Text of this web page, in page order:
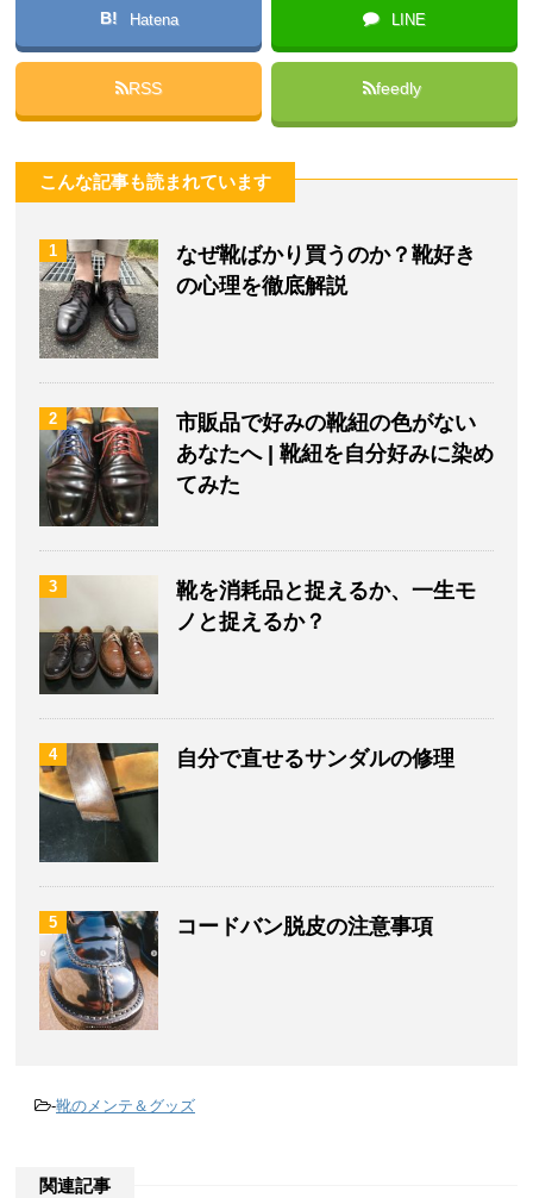
B! Hatena LINE
RSS feedly
こんな記事も読まれています
1
なぜ靴ばかり買うのか？靴好き
の心理を徹底解説
2
市販品で好みの靴紐の色がない
あなたへ | 靴紐を自分好みに染め
てみた
3
靴を消耗品と捉えるか、一生モ
ノと捉えるか？
4 自分で直せるサンダルの修理
5 コードバン脱皮の注意事項
-靴のメンテ＆グッズ
関連記事